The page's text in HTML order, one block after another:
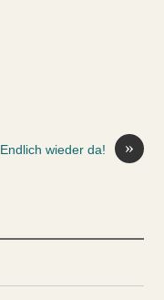
»
Endlich wieder da!